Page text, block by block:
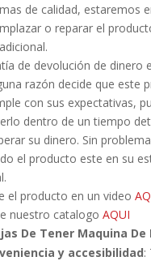
de calidad, estaremos
o reparar el
de devolución de dinero
razón decide que este
con sus expectativas,
dentro de un tiempo
su dinero. Sin
el producto este en su
el producto en un video
nuestro catalogo AQUI
De Tener Maquina De
y accesibilidad: